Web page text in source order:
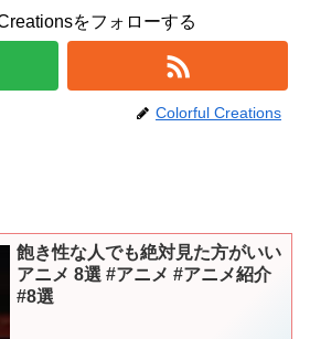
をフォローする
Colorful Creations
飽き性な人でも絶対見た方がいい
アニメ 8選 #アニメ #アニメ紹介
#8選